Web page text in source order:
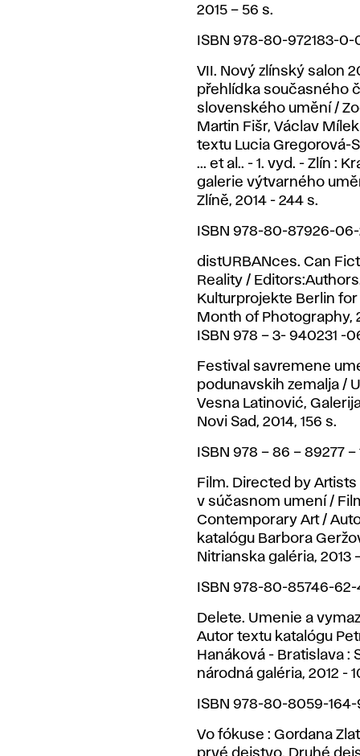
2015 – 56 s.
ISBN 978-80-972183-0-
VII. Nový zlínský salon
přehlídka současného
slovenského umění /
Martin Fišr, Václav
textu Lucia Gregorová-
... et al.. - 1. vyd. - Zlín :
galerie výtvarného
Zlíně, 2014 - 244 s.
ISBN 978-80-87926-
distURBANces. Can
Reality /
Kulturprojekte Berlin for
Month of Photography,
ISBN 978 – 3- 940231 -
Festival savremene
podunavskih zemalja /
Vesna Latinović,
Novi Sad, 2014, 156 s.
ISBN 978 – 86 – 89277 –
Film. Directed by Artists
v súčasnom umení /
Contemporary Art /
katalógu Barbora
Nitrianska galéria, 2013
ISBN 978-80-85746-62-
Delete. Umenie a
Autor textu katalógu
Hanáková - Bratislava :
národná galéria, 2012 -
ISBN 978-80-8059-
Vo fókuse : Gordana